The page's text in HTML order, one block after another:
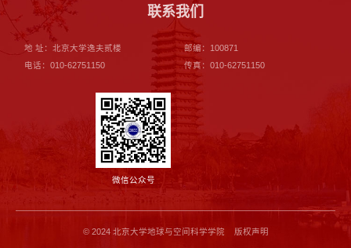
联系我们
地 址：北京大学逸夫贰楼
邮编：100871
电话：010-62751150
传真：010-62751150
微信公众号
© 2024 北京大学地球与空间科学学院 版权声明